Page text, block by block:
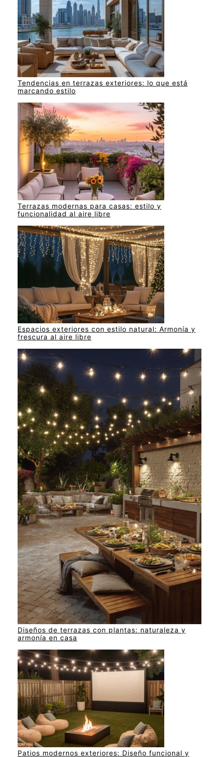
Tendencias en terrazas exteriores: lo que está
marcando estilo
Terrazas modernas para casas: estilo y
funcionalidad al aire libre
Espacios exteriores con estilo natural: Armonía y
frescura al aire libre
Diseños de terrazas con plantas: naturaleza y
armonía en casa
Patios modernos exteriores: Diseño funcional y